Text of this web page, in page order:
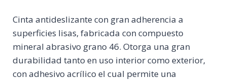
Cinta antideslizante con gran adherencia a
superficies lisas, fabricada con compuesto
mineral abrasivo grano 46. Otorga una gran
durabilidad tanto en uso interior como exterior,
con adhesivo acrílico el cual permite una